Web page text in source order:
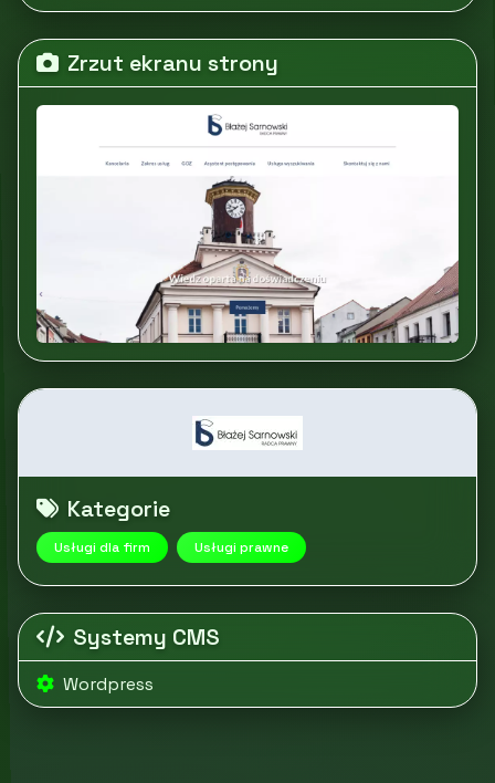
Zrzut ekranu strony
Kategorie
Usługi dla firm Usługi prawne
Systemy CMS
Wordpress